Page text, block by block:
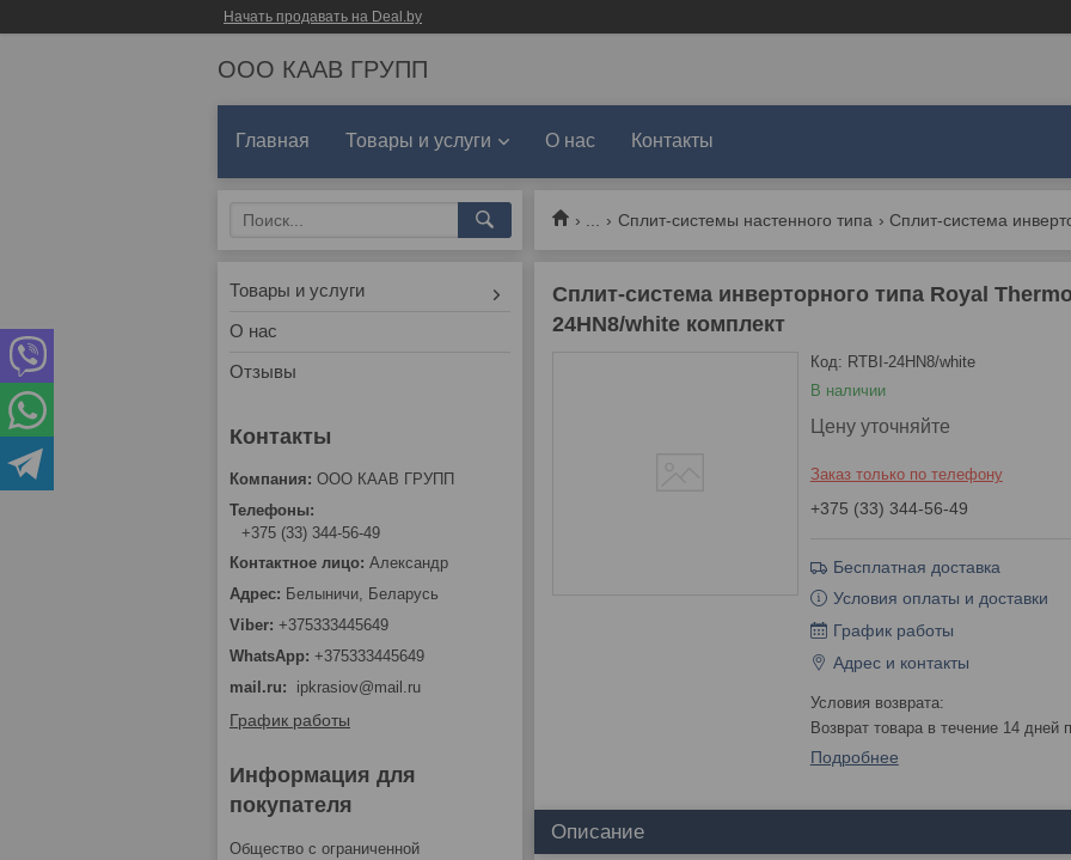
Начать продавать на Deal.by
ООО КААВ ГРУПП
Главная Товары и услуги О нас Контакты
Сплит-системы настенного типа
Сплит-система инверторного типа Royal
24HN8/white комплект
В наличии
Код: RTBI-24HN8/white
Цену уточняйте
Заказ только по телефону
+375 (33) 344-56-49
Бесплатная доставка
Условия оплаты и доставки
График работы
Адрес и контакты
возврат товара в течение 14 дней
Подробнее
Описание
Товары и услуги
О нас
Отзывы
ООО КААВ ГРУПП
+375 (33) 344-56-49
Александр
Белыничи, Беларусь
+375333445649
+375333445649
mail.ru
ipkrasiov@mail.ru
График работы
Информация для
покупателя
Общество с ограниченной